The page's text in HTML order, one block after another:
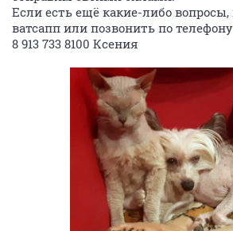
Если есть ещё какие-либо
ватсапп или позвонить по телефону
8 913 733 8100 Ксения